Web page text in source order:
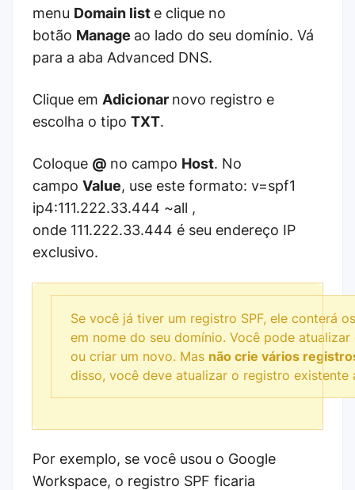
menu Domain list e clique no
botão Manage ao lado do seu domínio. Vá
para a aba Advanced DNS.
Clique em Adicionar novo registro e
escolha o tipo TXT.
Coloque @ no campo Host. No
campo Value, use este formato: v=spf1
ip4:111.222.33.444 ~all ,
onde 111.222.33.444 é seu endereço IP
exclusivo.
Se você já tiver um registro SPF, ele conterá
em nome do seu domínio. Você pode
ou criar um novo. Mas não crie vários
disso, você deve atualizar o registro existente
Por exemplo, se você usou o Google
Workspace, o registro SPF ficaria